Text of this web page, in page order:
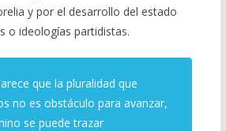
y por el desarrollo del estado
o ideologías partidistas.
que la pluralidad que
no es obstáculo para avanzar,
se puede trazar